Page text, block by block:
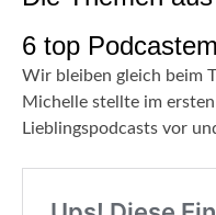
6 top
Wir bleiben gleich beim
Michelle stellte im
Lieblingspodcasts vor